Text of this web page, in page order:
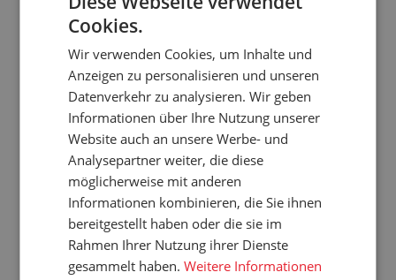
glatten Pflastern für Sportflächen, Erholungszentren,
Kinderspielplätze, Gehwege und Fußgängerzonen.
Technische Parameter:
Material: recyclierter Gummi (einschichtige Pressteile
aus Gummigranulat mit Polyurethan als Bindemittel)
Dichte: 800 kg/m3
Breite: 250 mm
Länge: 1000 mm
Farbe: grün
Übersicht der Eigenschaften
Cookies.
Wir verwenden Cookies, um Inhalte und
Anzeigen zu personalisieren und unseren
Datenverkehr zu analysieren. Wir geben
Informationen über Ihre Nutzung unserer
Website auch an unsere Werbe- und
Analysepartner weiter, die diese
möglicherweise mit anderen
Informationen kombinieren, die Sie ihnen
bereitgestellt haben oder die sie im
Rahmen Ihrer Nutzung ihrer Dienste
gesammelt haben.Weitere Informationen